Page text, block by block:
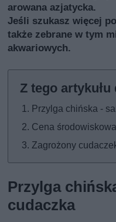
arowana azjatycka.
Jeśli szukasz więcej
także zebrane w tym
akwariowych.
Przylga chińska -
Cena
Zagrożony
Przylga
cudaczka